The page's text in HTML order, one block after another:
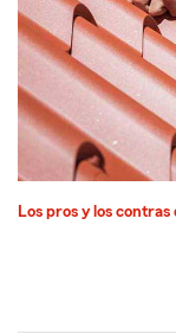
Los pros y los contras